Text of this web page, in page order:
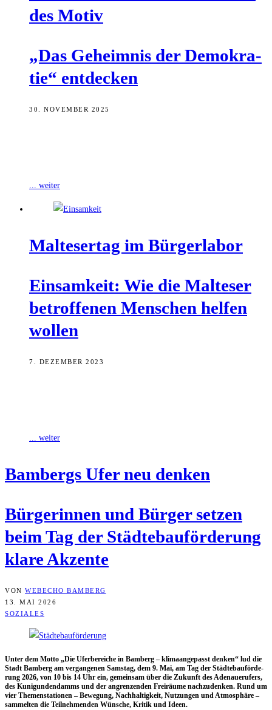
des Motiv
„Das Geheim­nis der Demo­kra­
tie“ entdecken
30. NOVEMBER 2025
... weiter
Mal­te­ser­tag im Bürgerlabor
Ein­sam­keit: Wie die Mal­te­ser
betrof­fe­nen Men­schen hel­fen
wollen
7. DEZEMBER 2023
... weiter
Bam­bergs Ufer neu denken
Bür­ge­rin­nen und Bür­ger set­zen
beim Tag der Städ­te­bau­för­de­rung
kla­re Akzente
VON WEBECHO BAMBERG
13. MAI 2026
SOZIALES
Unter dem Mot­to „Die Ufer­be­rei­che in Bam­berg – kli­ma­an­ge­passt den­ken“ lud die
Stadt Bam­berg am ver­gan­ge­nen Sams­tag, dem 9. Mai, am Tag der Städ­te­bau­för­de­
rung 2026, von 10 bis 14 Uhr ein, gemein­sam über die Zukunft des Ade­naue­ru­fers,
des Kuni­gun­den­damms und der angren­zen­den Frei­räu­me nach­zu­den­ken. Rund um
vier The­men­sta­tio­nen – Bewe­gung, Nach­hal­tig­keit, Nut­zun­gen und Atmo­sphä­re –
sam­mel­ten die Teil­neh­men­den Wün­sche, Kri­tik und Ideen.